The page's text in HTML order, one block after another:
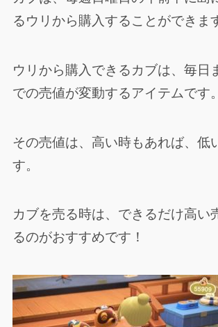
るウリから購入することができま
ウリから購入できるカブは、毎日
での売値が変動するアイテムです。
その売値は、高い時もあれば、低
す。
カブを売る時は、できるだけ高い
るのがおすすめです！